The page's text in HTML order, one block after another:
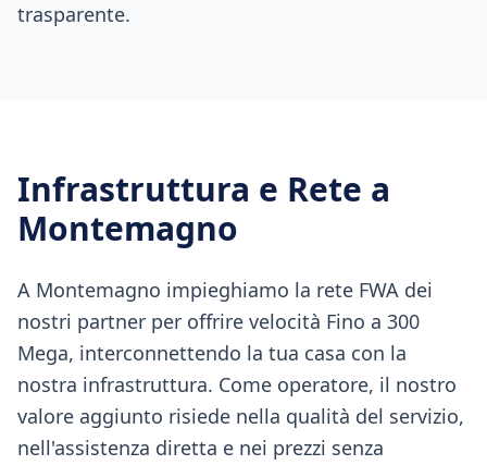
trasparente.
Infrastruttura e Rete a
Montemagno
A Montemagno impieghiamo la rete FWA dei
nostri partner per offrire velocità Fino a 300
Mega, interconnettendo la tua casa con la
nostra infrastruttura. Come operatore, il nostro
valore aggiunto risiede nella qualità del servizio,
nell'assistenza diretta e nei prezzi senza